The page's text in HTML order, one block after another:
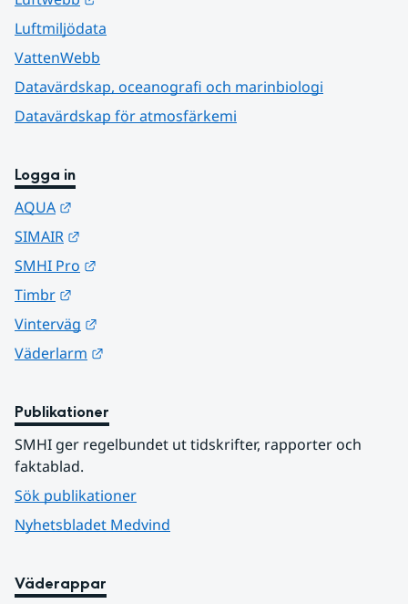
Luftmiljödata
VattenWebb
Datavärdskap, oceanografi och marinbiologi
Datavärdskap för atmosfärkemi
Logga in
AQUA
SIMAIR
SMHI Pro
Timbr
Vinterväg
Väderlarm
Publikationer
SMHI ger regelbundet ut tidskrifter, rapporter och
faktablad.
Sök publikationer
Nyhetsbladet Medvind
Väderappar